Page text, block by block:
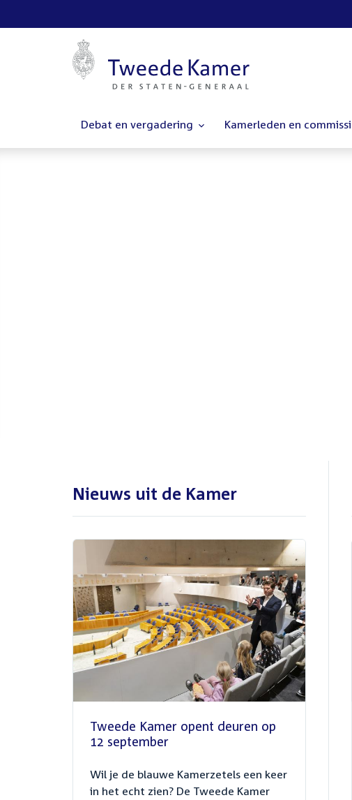
Debat en vergadering Kamerleden en
Nieuws uit de Kamer
Tweede Kamer opent deuren op
12 september
Wil je de blauwe Kamerzetels een keer
in het echt zien? De Tweede Kamer